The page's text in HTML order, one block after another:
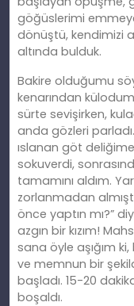
göğüslerimi
dönüştü, kendimizi
altında bulduk.
Bakire olduğumu
kenarından
sürte sevişirken,
anda gözleri
ıslanan göt deliğime
sokuverdi,
tamamını aldım.
zorlanmadan
önce yaptın mı?”
azgın bir kızım!
sana öyle aşığım
ve memnun bir
başladı. 15-20
boşaldı.